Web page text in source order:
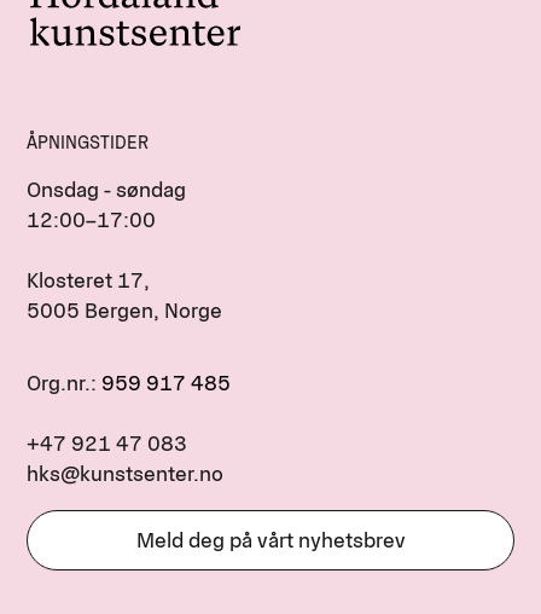
ÅPNINGSTIDER
Onsdag - søndag
12:00–17:00
Klosteret 17,
5005 Bergen, Norge
Org.nr.: 959 917 485
+47 921 47 083
hks@kunstsenter.no
Meld deg på vårt nyhetsbrev